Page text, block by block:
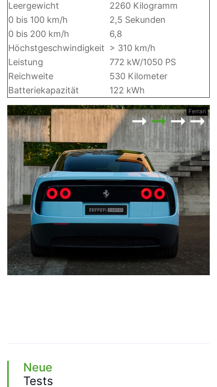
Leergewicht
2260 Kilogramm
0 bis 100 km/h
2,5 Sekunden
0 bis 200 km/h
6,8
Höchstgeschwindigkeit > 310 km/h
Leistung
772 kW/1050 PS
Reichweite
530 Kilometer
Batteriekapazität
122 kWh
Ferrari
Neue
Tests